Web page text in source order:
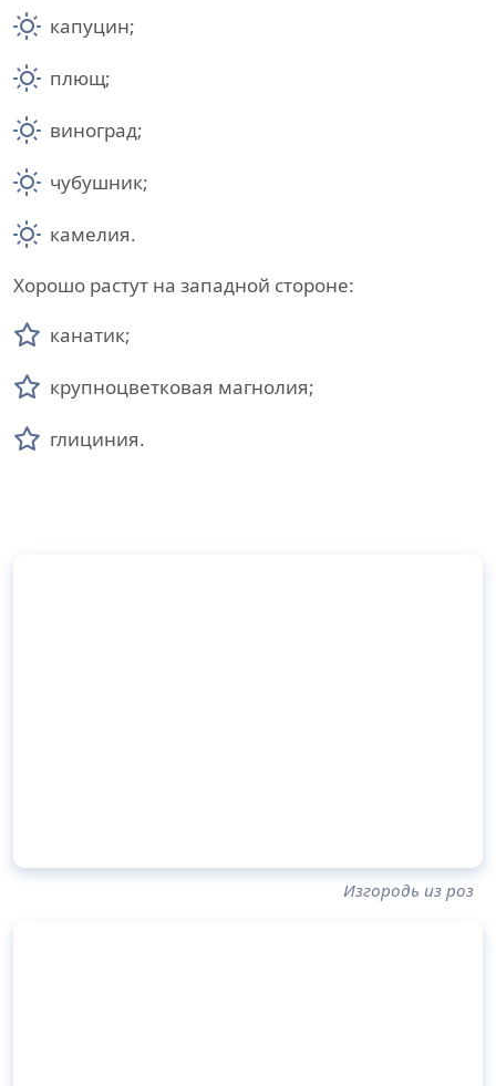
капуцин;
плющ;
виноград;
чубушник;
камелия.
Хорошо растут на западной стороне:
канатик;
крупноцветковая магнолия;
глициния.
Изгородь из роз